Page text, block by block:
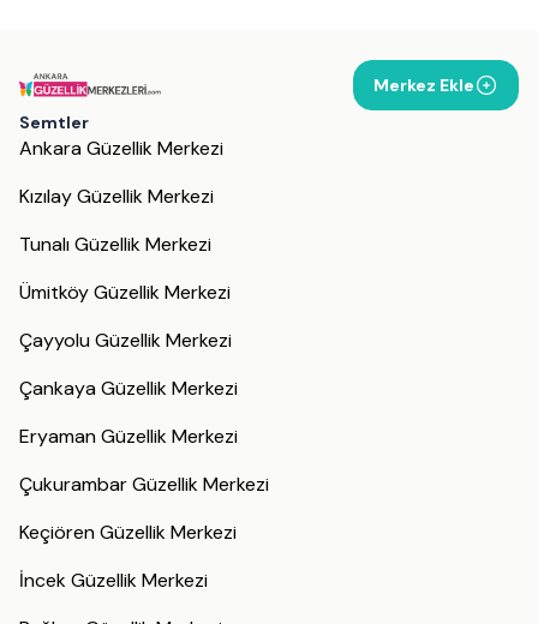
Merkez Ekle
Semtler
Ankara Güzellik Merkezi
Kızılay Güzellik Merkezi
Tunalı Güzellik Merkezi
Ümitköy Güzellik Merkezi
Çayyolu Güzellik Merkezi
Çankaya Güzellik Merkezi
Eryaman Güzellik Merkezi
Çukurambar Güzellik Merkezi
Keçiören Güzellik Merkezi
İncek Güzellik Merkezi